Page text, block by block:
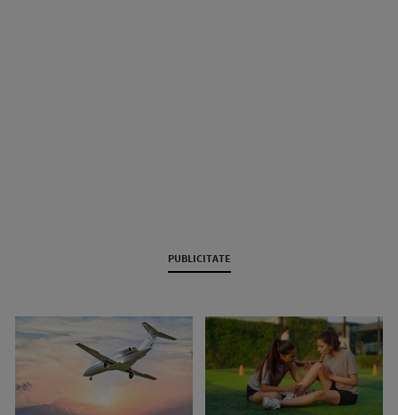
PUBLICITATE